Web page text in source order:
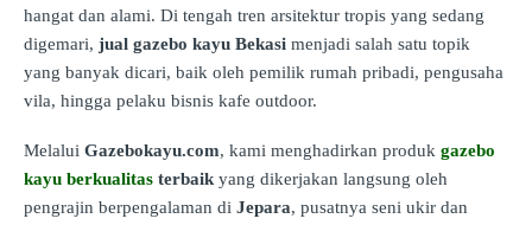
hangat dan alami. Di tengah tren arsitektur tropis yang sedang
digemari, jual gazebo kayu Bekasi menjadi salah satu topik
yang banyak dicari, baik oleh pemilik rumah pribadi, pengusaha
vila, hingga pelaku bisnis kafe outdoor.
Melalui Gazebokayu.com, kami menghadirkan produk gazebo
kayu berkualitas terbaikyang dikerjakan langsung oleh
pengrajin berpengalaman di Jepara, pusatnya seni ukir dan